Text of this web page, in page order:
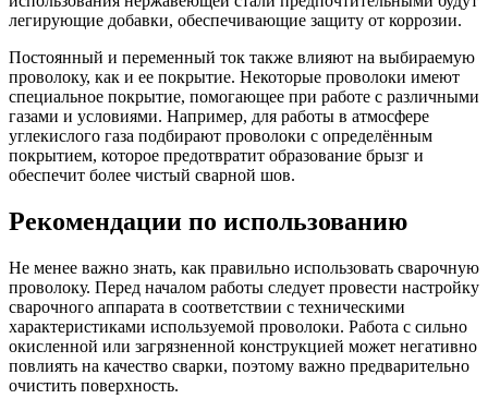
легирующие добавки, обеспечивающие защиту от коррозии.
Постоянный и переменный ток также влияют на выбираемую
проволоку, как и ее покрытие. Некоторые проволоки имеют
специальное покрытие, помогающее при работе с различными
газами и условиями. Например, для работы в атмосфере
углекислого газа подбирают проволоки с определённым
покрытием, которое предотвратит образование брызг и
обеспечит более чистый сварной шов.
Рекомендации по использованию
Не менее важно знать, как правильно использовать сварочную
проволоку. Перед началом работы следует провести настройку
сварочного аппарата в соответствии с техническими
характеристиками используемой проволоки. Работа с сильно
окисленной или загрязненной конструкцией может негативно
повлиять на качество сварки, поэтому важно предварительно
очистить поверхность.